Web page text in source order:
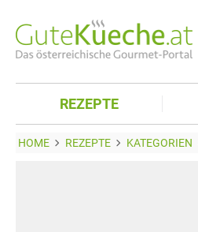
REZEPTE
HOME REZEPTE KATEGORIEN